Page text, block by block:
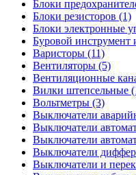
Блоки
Блоки резисторов (1)
Блоки электронные
Буровой инструмент
Варисторы (11)
Вентиляторы (5)
Вентиляционные
Вилки штепсельные
Вольтметры (3)
Выключатели
Выключатели
Выключатели
Выключатели
Выключатели и